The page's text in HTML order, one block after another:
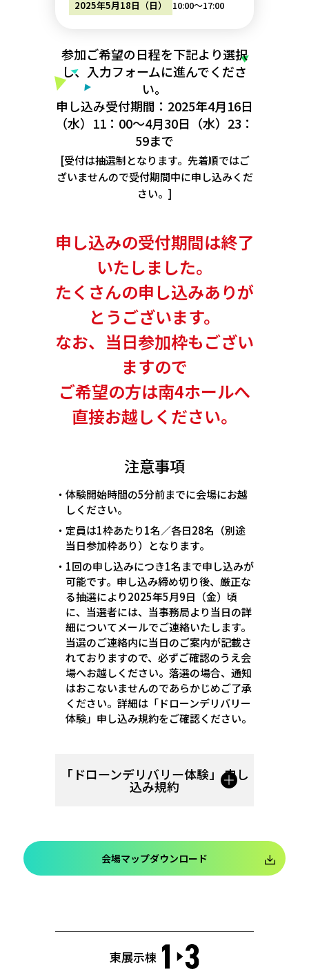
2025年5月18日（日） 10:00～17:00
参加ご希望の日程を下記より選択
し、 入力フォームに進んでくださ
い。
申し込み受付期間： 2025年4月16日
（水） 11：00～4月30日（水）23：
59まで
[受付は抽選制となります。 先着順ではご
ざいませんので受付期間中に申し込みくだ
さい。]
申し込みの受付期間は終了
いたしました。
たくさんの申し込みありが
とうございます。
なお、当日参加枠もござい
ますので
ご希望の方は南4ホールへ
直接お越しください。
注意事項
・体験開始時間の5分前までに会場にお越
しください。
・定員は1枠あたり1名／各日28名（別途
当日参加枠あり）となります。
・1回の申し込みにつき1名まで申し込みが
可能です。申し込み締め切り後、厳正な
る抽選により2025年5月9日（金）頃
に、当選者には、当事務局より当日の詳
細についてメールでご連絡いたします。
当選のご連絡内に当日のご案内が記載さ
れておりますので、必ずご確認のうえ会
場へお越しください。落選の場合、通知
はおこないませんのであらかじめご了承
ください。詳細は「ドローンデリバリー
体験」申し込み規約をご確認ください。
「ドローンデリバリー体験」申し
込み規約
会場マップダウンロード
東展示棟